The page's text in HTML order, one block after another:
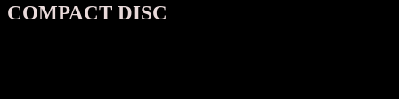
COMPACT DISC